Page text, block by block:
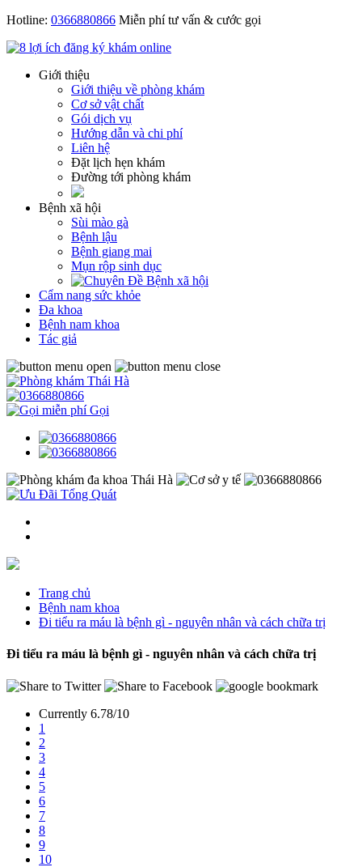
Hotline: 0366880866 Miễn phí tư vấn & cước gọi
Giới thiệu
Giới thiệu về phòng khám
Cơ sở vật chất
Gói dịch vụ
Hướng dẫn và chi phí
Liên hệ
Đặt lịch hẹn khám
Đường tới phòng khám
Bệnh xã hội
Sùi mào gà
Bệnh lậu
Bệnh giang mai
Mụn rộp sinh dục
Cẩm nang sức khỏe
Đa khoa
Bệnh nam khoa
Tác giả
Gọi
Trang chủ
Bệnh nam khoa
Đi tiểu ra máu là bệnh gì - nguyên nhân và cách chữa trị
Đi tiểu ra máu là bệnh gì - nguyên nhân và cách chữa trị
Currently 6.78/10
1
2
3
4
5
6
7
8
9
10